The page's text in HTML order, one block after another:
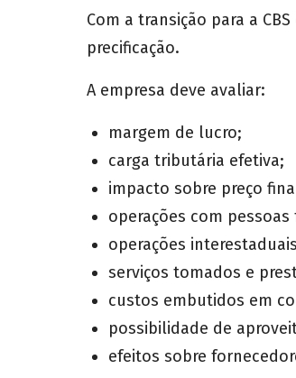
Com a transição para a
precificação.
A empresa deve avaliar:
margem de lucro;
carga tributária efetiva;
impacto sobre preço
operações com
operações
serviços tomados e
custos embutidos em
possibilidade de
efeitos sobre